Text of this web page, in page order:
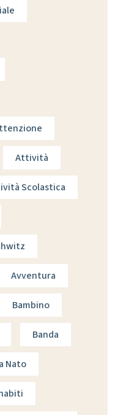
Attività
Scolastica
Avventura
Bambino
Banda
Nato